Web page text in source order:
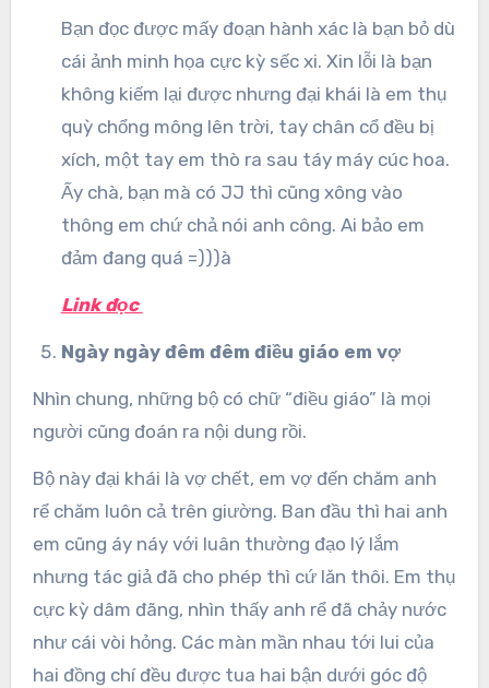
Bạn đọc được mấy đoạn hành xác là bạn bỏ dù
cái ảnh minh họa cực kỳ sếc xi. Xin lỗi là bạn
không kiếm lại được nhưng đại khái là em thụ
quỳ chổng mông lên trời, tay chân cổ đều bị
xích, một tay em thò ra sau táy máy cúc hoa.
Ấy chà, bạn mà có JJ thì cũng xông vào
thông em chứ chả nói anh công. Ai bảo em
đảm đang quá =)))à
Link đọc
Ngày ngày đêm đêm điều giáo em vợ
Nhìn chung, những bộ có chữ “điều giáo” là mọi
người cũng đoán ra nội dung rồi.
Bộ này đại khái là vợ chết, em vợ đến chăm anh
rể chăm luôn cả trên giường. Ban đầu thì hai anh
em cũng áy náy với luân thường đạo lý lắm
nhưng tác giả đã cho phép thì cứ lăn thôi. Em thụ
cực kỳ dâm đãng, nhìn thấy anh rể đã chảy nước
như cái vòi hỏng. Các màn mần nhau tới lui của
hai đồng chí đều được tua hai bận dưới góc độ